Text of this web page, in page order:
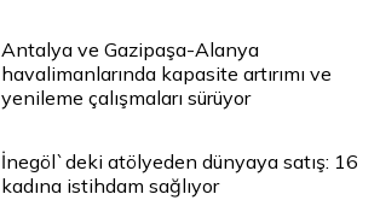
Antalya ve Gazipaşa-Alanya
havalimanlarında kapasite artırımı ve
yenileme çalışmaları sürüyor
İnegöl`deki atölyeden dünyaya satış: 16
kadına istihdam sağlıyor